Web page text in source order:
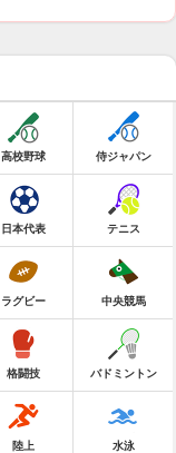
高校野球 侍ジャパン
日本代表 テニス
ラグビー 中央競馬
格闘技 バドミントン
陸上 水泳